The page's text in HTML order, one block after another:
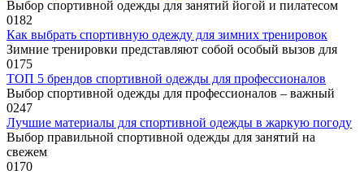
Выбор спортивной одежды для занятий йогой и пилатесом
0182
Как выбрать спортивную одежду для зимних тренировок
Зимние тренировки представляют собой особый вызов для
0175
ТОП 5 брендов спортивной одежды для профессионалов
Выбор спортивной одежды для профессионалов – важный
0247
Лучшие материалы для спортивной одежды в жаркую погоду
Выбор правильной спортивной одежды для занятий на
свежем
0170